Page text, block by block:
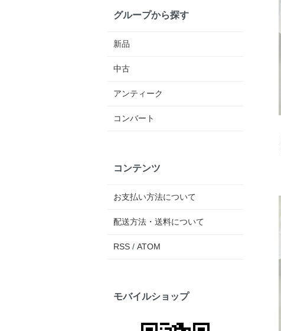
グループから探す
新品
中古
アンティーク
コンバート
コンテンツ
お支払い方法について
配送方法・送料について
RSS / ATOM
モバイルショップ